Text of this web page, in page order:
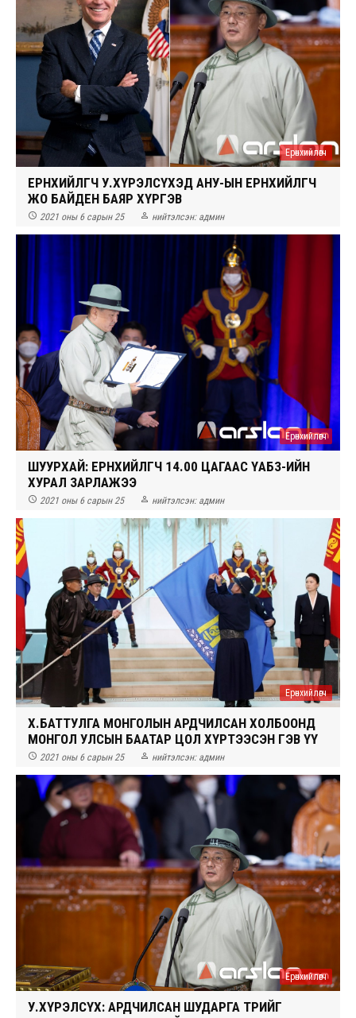
Ерөнхийлөгч
ЕРӨНХИЙЛӨГЧ У.ХҮРЭЛСҮХЭД АНУ-ЫН ЕРӨНХИЙЛӨГЧ
ЖО БАЙДЕН БАЯР ХҮРГЭВ
 2021 оны 6 сарын 25  нийтэлсэн: админ
Ерөнхийлөгч
ШУУРХАЙ: ЕРӨНХИЙЛӨГЧ 14.00 ЦАГААС ҮАБЗ-ИЙН
ХУРАЛ ЗАРЛАЖЭЭ
 2021 оны 6 сарын 25  нийтэлсэн: админ
Ерөнхийлөгч
Х.БАТТУЛГА МОНГОЛЫН АРДЧИЛСАН ХОЛБООНД
МОНГОЛ УЛСЫН БААТАР ЦОЛ ХҮРТЭЭСЭН ГЭВ ҮҮ
 2021 оны 6 сарын 25  нийтэлсэн: админ
Ерөнхийлөгч
У.ХҮРЭЛСҮХ: АРДЧИЛСАН ШУДАРГА ТӨРИЙГ